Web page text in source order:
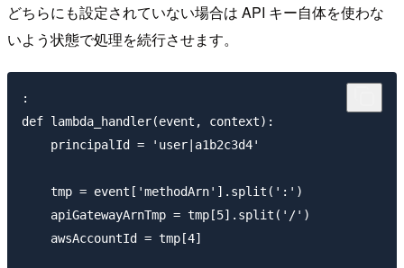
どちらにも設定されていない場合は API キー自体を使わな
いよう状態で処理を続行させます。
:
def lambda_handler(event, context):
    principalId = 'user|a1b2c3d4'
    tmp = event['methodArn'].split(':')
    apiGatewayArnTmp = tmp[5].split('/')
    awsAccountId = tmp[4]